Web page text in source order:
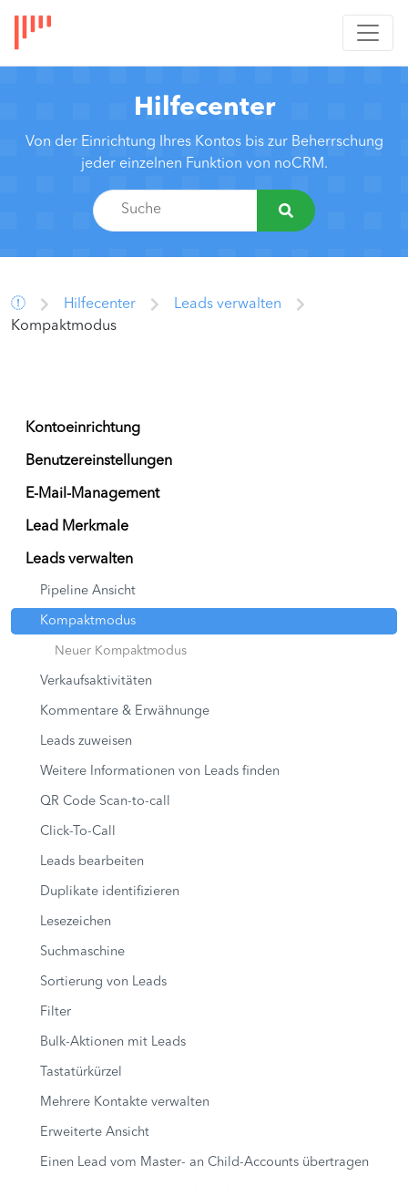
Hilfecenter
Von der Einrichtung Ihres Kontos bis zur Beherrschung
jeder einzelnen Funktion von noCRM.
Hilfecenter
Leads verwalten
Kompaktmodus
Kontoeinrichtung
Benutzereinstellungen
E-Mail-Management
Lead Merkmale
Leads verwalten
Pipeline Ansicht
Kompaktmodus
Neuer Kompaktmodus
Verkaufsaktivitäten
Kommentare & Erwähnunge
Leads zuweisen
Weitere Informationen von Leads finden
QR Code Scan-to-call
Click-To-Call
Leads bearbeiten
Duplikate identifizieren
Lesezeichen
Suchmaschine
Sortierung von Leads
Filter
Bulk-Aktionen mit Leads
Tastatürkürzel
Mehrere Kontakte verwalten
Erweiterte Ansicht
Einen Lead vom Master- an Child-Accounts übertragen